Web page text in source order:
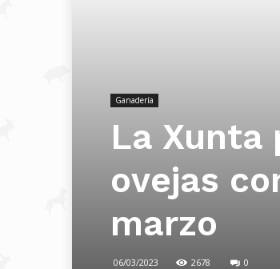
Ganadería
La Xunta
ovejas
marzo
06/03/2023 2678 0